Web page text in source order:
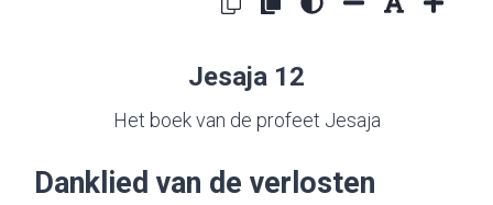
Jesaja 12
Het boek van de profeet Jesaja
Danklied van de verlosten